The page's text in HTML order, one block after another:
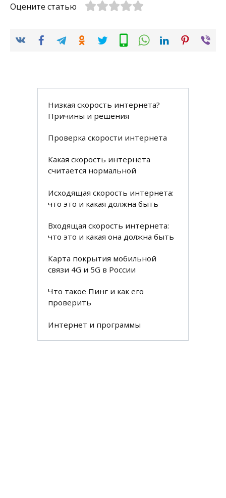
Оцените статью
Низкая скорость интернета?
Причины и решения
Проверка скорости интернета
Какая скорость интернета
считается нормальной
Исходящая скорость интернета:
что это и какая должна быть
Входящая скорость интернета:
что это и какая она должна быть
Карта покрытия мобильной
связи 4G и 5G в России
Что такое Пинг и как его
проверить
Интернет и программы